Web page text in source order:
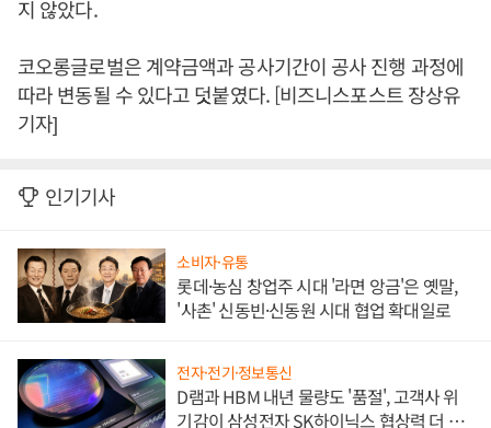
지 않았다.
코오롱글로벌은 계약금액과 공사기간이 공사 진행 과정에
따라 변동될 수 있다고 덧붙였다. [비즈니스포스트 장상유
기자]
인기기사
소비자·유통
롯데·농심 창업주 시대 '라면 앙금'은 옛말,
'사촌' 신동빈·신동원 시대 협업 확대일로
전자·전기·정보통신
D램과 HBM 내년 물량도 '품절', 고객사 위
기감이 삼성전자 SK하이닉스 협상력 더 키